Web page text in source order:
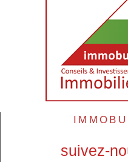
suivez-